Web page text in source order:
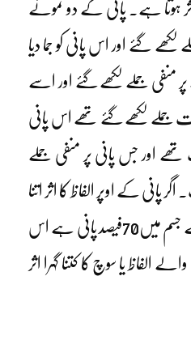
اثر ہوتا ہے۔ پانی کے دو نمونے
گئے اور اس پانی کو جما دیا
منفی جملے لکھے گئے اور اسے
جملے لکھے گئے تھے اس پانی
تھے اور جس پانی پر منفی جملے
کے اوپر الفاظ کا اثر اتنا
گہرا ہوتا ہے تو انسان جس کے جسم میں70فیصد پانی ہے اس
یا سوچ کا کتنا گہرا اثر